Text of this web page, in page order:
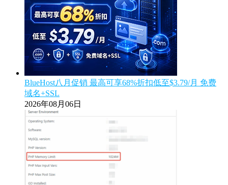
BlueHost八月促销 最高可享68%折扣低至$3.79/月 免费
域名+SSL
2026年08月06日